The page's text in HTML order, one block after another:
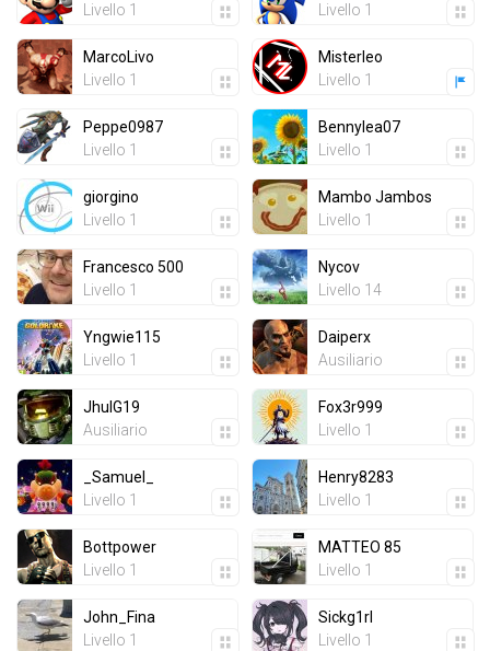
Livello 1
Livello 1
MarcoLivo
Livello 1
Misterleo
Livello 1
Peppe0987
Livello 1
Bennylea07
Livello 1
giorgino
Livello 1
Mambo Jambos
Livello 1
Francesco 500
Livello 1
Nycov
Livello 14
Yngwie115
Livello 1
Daiperx
Ausiliario
JhulG19
Ausiliario
Fox3r999
Livello 1
_Samuel_
Livello 1
Henry8283
Livello 1
Bottpower
Livello 1
MATTEO 85
Livello 1
John_Fina
Livello 1
Sickg1rl
Livello 1